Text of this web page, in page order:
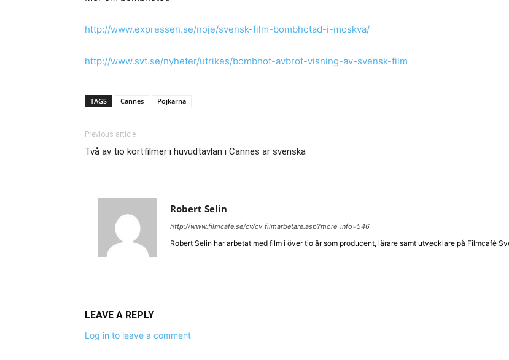
http://www.expressen.se/noje/svensk-film-bombhotad-i-moskva/
http://www.svt.se/nyheter/utrikes/bombhot-avbrot-visning-av-svensk-film
TAGS Cannes Pojkarna
Previous article
Två av tio kortfilmer i huvudtävlan i Cannes är svenska
Robert Selin
http://www.filmcafe.se/cv/cv_filmarbetare.asp?more_info=546
Robert Selin har arbetat med film i över tio år som producent, lärare samt utvecklare på Filmcafé
LEAVE A REPLY
Log in to leave a comment